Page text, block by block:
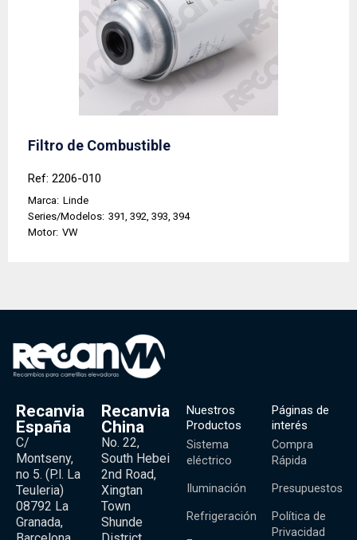
Filtro de Combustible
Ref: 2206-010
Marca: Linde
Series/Modelos: 391, 392, 393, 394
Motor: VW
Recanvia
España
C/
Montseny,
no 5. (P.l. La
Teuleria)
08792 La
Granada,
Recanvia
China
No. 22,
South Hebei
2nd Road,
Xingtan
Town
Shunde
Nuestros
Productos
Sistema
eléctrico
Iluminación
Refrigeración
Páginas de
interés
Compra
Rápida
Presupuestos
Política de
Privacidad